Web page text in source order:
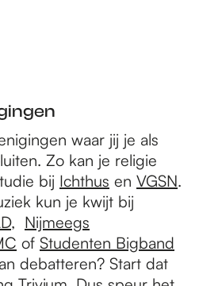
waar jij je als
Zo kan je religie
bij Ichthus en VGSN.
kun je kwijt bij
, Nijmeegs
of Studenten Bigband
debatteren? Start dat